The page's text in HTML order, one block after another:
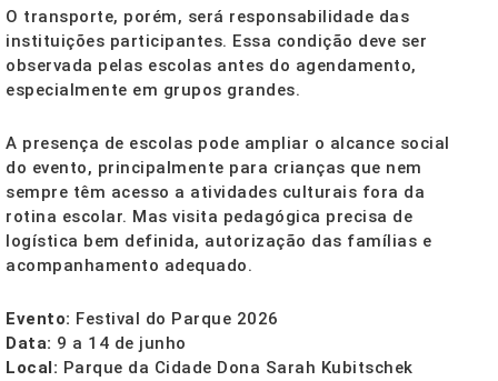
O transporte, porém, será responsabilidade das
instituições participantes. Essa condição deve ser
observada pelas escolas antes do agendamento,
especialmente em grupos grandes.
A presença de escolas pode ampliar o alcance social
do evento, principalmente para crianças que nem
sempre têm acesso a atividades culturais fora da
rotina escolar. Mas visita pedagógica precisa de
logística bem definida, autorização das famílias e
acompanhamento adequado.
Evento: Festival do Parque 2026
Data: 9 a 14 de junho
Local: Parque da Cidade Dona Sarah Kubitschek